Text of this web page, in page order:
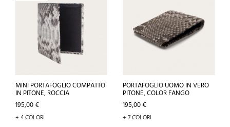
MINI PORTAFOGLIO COMPATTO
IN PITONE, ROCCIA
Prezzo
195,00 €
+ 4 COLORI
PORTAFOGLIO UOMO IN VERO
PITONE, COLOR FANGO
Prezzo
195,00 €
+ 7 COLORI